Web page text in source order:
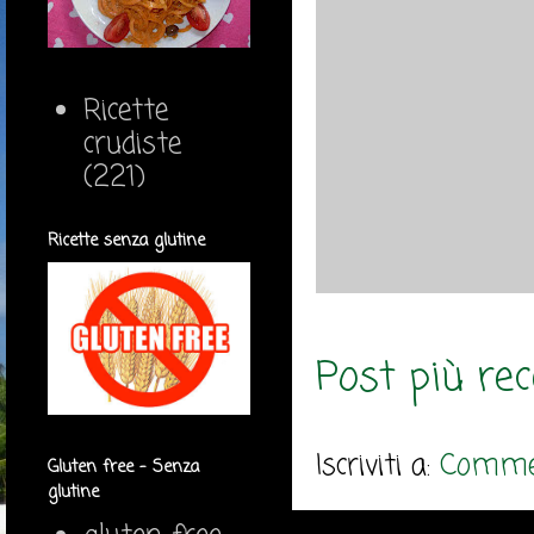
Post più
Iscriviti a:
Ricette
crudiste
(221)
Ricette senza glutine
Gluten free - Senza
glutine